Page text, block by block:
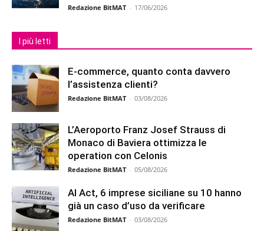
Redazione BitMAT - 17/06/2026
I più letti
E-commerce, quanto conta davvero
l’assistenza clienti?
Redazione BitMAT - 03/08/2026
L’Aeroporto Franz Josef Strauss di
Monaco di Baviera ottimizza le
operation con Celonis
Redazione BitMAT - 05/08/2026
AI Act, 6 imprese siciliane su 10 hanno
già un caso d’uso da verificare
Redazione BitMAT - 03/08/2026